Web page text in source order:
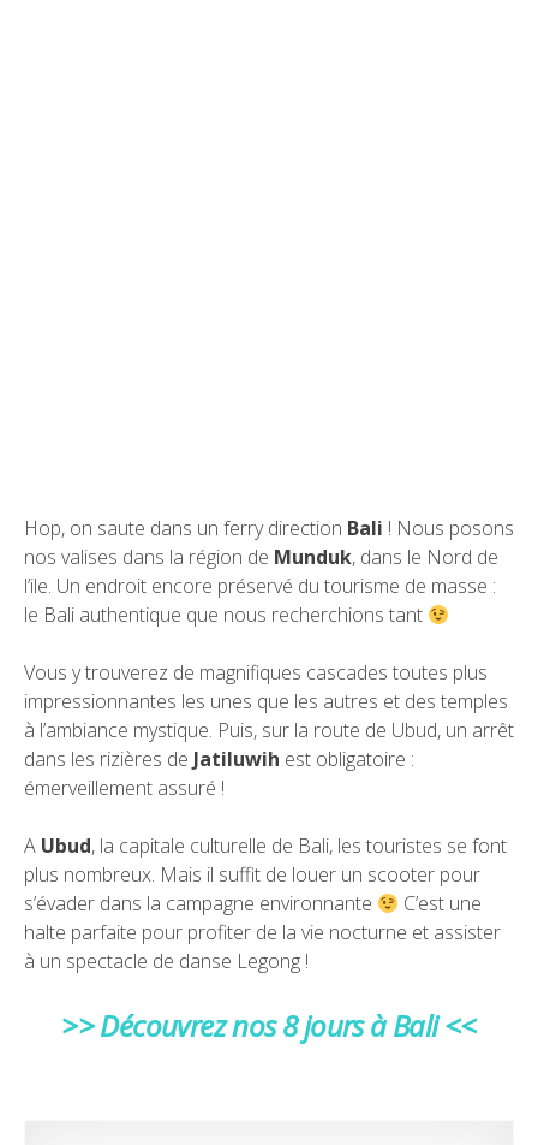
Hop, on saute dans un ferry direction Bali ! Nous posons
nos valises dans la région de Munduk, dans le Nord de
l’ile. Un endroit encore préservé du tourisme de masse :
le Bali authentique que nous recherchions tant
Vous y trouverez de magnifiques cascades toutes plus
impressionnantes les unes que les autres et des temples
à l’ambiance mystique. Puis, sur la route de Ubud, un arrêt
dans les rizières de Jatiluwih est obligatoire :
émerveillement assuré !
A Ubud, la capitale culturelle de Bali, les touristes se font
plus nombreux. Mais il suffit de louer un scooter pour
s’évader dans la campagne environnante
C’est une
halte parfaite pour profiter de la vie nocturne et assister
à un spectacle de danse Legong !
>> Découvrez nos 8 jours à Bali <<